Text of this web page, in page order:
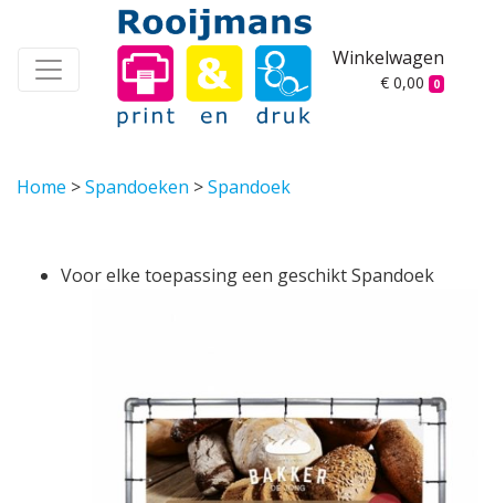
Winkelwagen
€ 0,00 0
Home >Spandoeken >Spandoek
Voor elke toepassing een geschikt Spandoek